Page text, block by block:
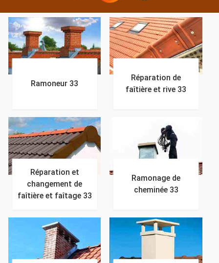
Ramoneur 33
Réparation de
faîtière et rive 33
Réparation et
changement de
faîtière et faîtage 33
Ramonage de
cheminée 33